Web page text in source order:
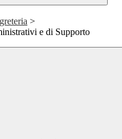
>
e di Supporto